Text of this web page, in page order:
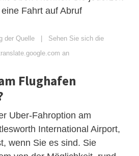
Fahrt auf Abruf
der Quelle | Sehen Sie sich die
an
Flughafen
Uber-Fahroption am
International Airport,
wenn Sie es sind. Sie